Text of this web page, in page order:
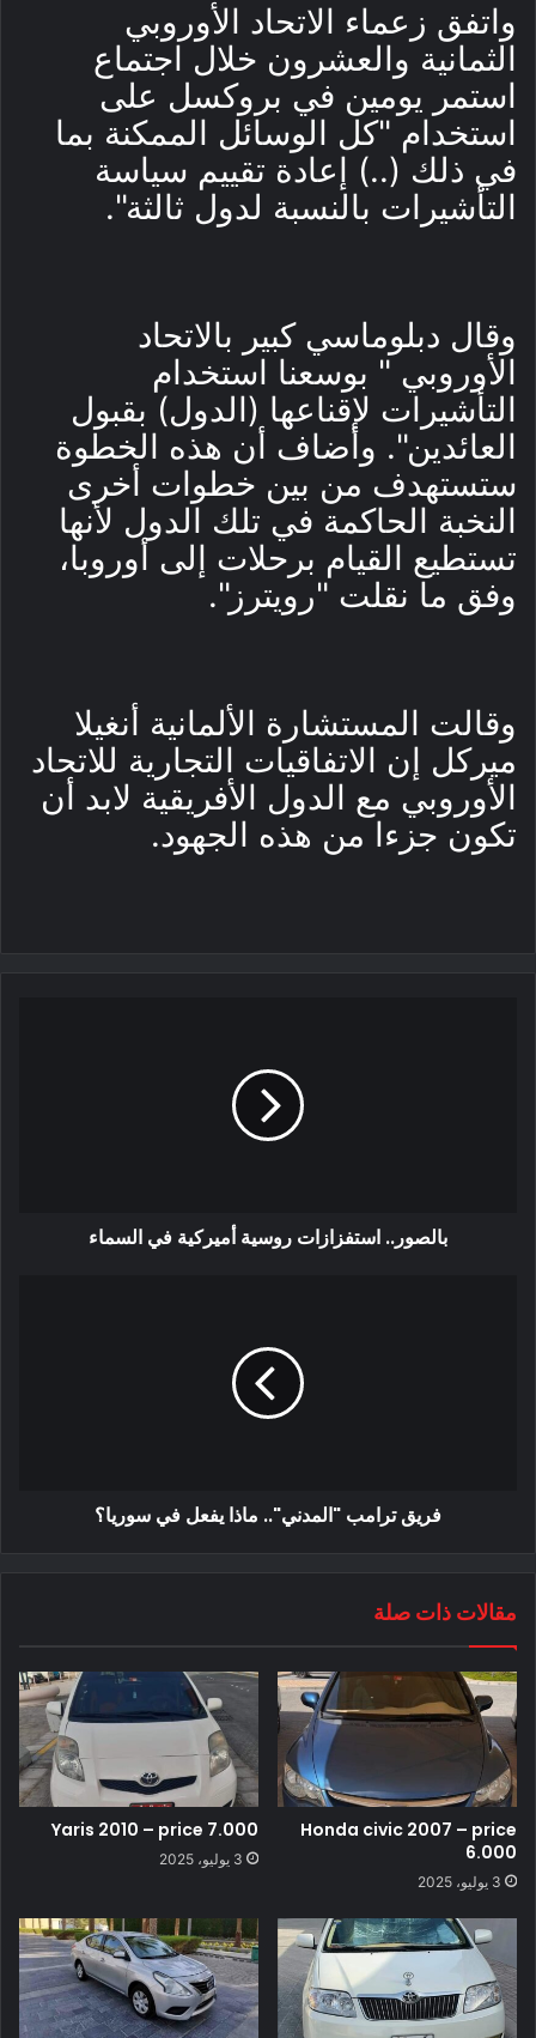
واتفق زعماء الاتحاد الأوروبي
الثمانية والعشرون خلال اجتماع
استمر يومين في بروكسل على
استخدام "كل الوسائل الممكنة بما
في ذلك (..) إعادة تقييم سياسة
التأشيرات بالنسبة لدول ثالثة".
وقال دبلوماسي كبير بالاتحاد
الأوروبي " بوسعنا استخدام
التأشيرات لإقناعها (الدول) بقبول
العائدين". وأضاف أن هذه الخطوة
ستستهدف من بين خطوات أخرى
النخبة الحاكمة في تلك الدول لأنها
تستطيع القيام برحلات إلى أوروبا،
وفق ما نقلت "رويترز".
وقالت المستشارة الألمانية أنغيلا
ميركل إن الاتفاقيات التجارية للاتحاد
الأوروبي مع الدول الأفريقية لابد أن
تكون جزءا من هذه الجهود.
بالصور.. استفزازات روسية أميركية في السماء
فريق ترامب "المدني".. ماذا يفعل في سوريا؟
مقالات ذات صلة
Honda civic 2007 – price
6.000
3 يوليو، 2025
Yaris 2010 – price 7.000
3 يوليو، 2025